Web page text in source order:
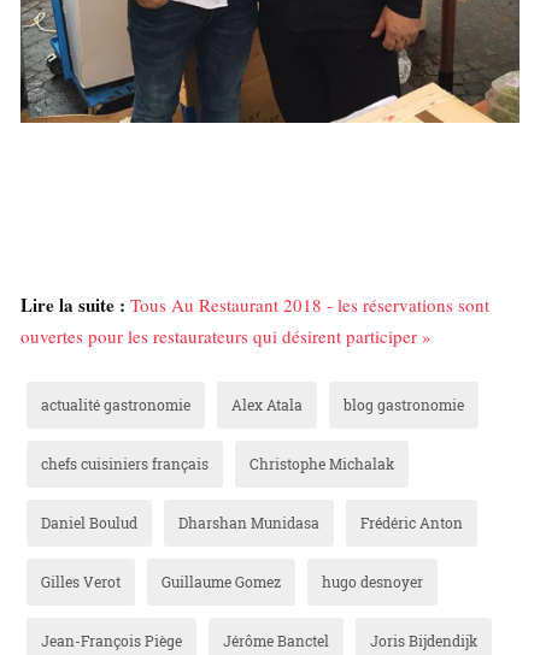
Lire la suite : Tous Au Restaurant 2018 - les réservations sont
ouvertes pour les restaurateurs qui désirent participer »
actualité gastronomie Alex Atala blog gastronomie
chefs cuisiniers français Christophe Michalak
Daniel Boulud Dharshan Munidasa Frédéric Anton
Gilles Verot Guillaume Gomez hugo desnoyer
Jean-François Piège Jérôme Banctel Joris Bijdendijk